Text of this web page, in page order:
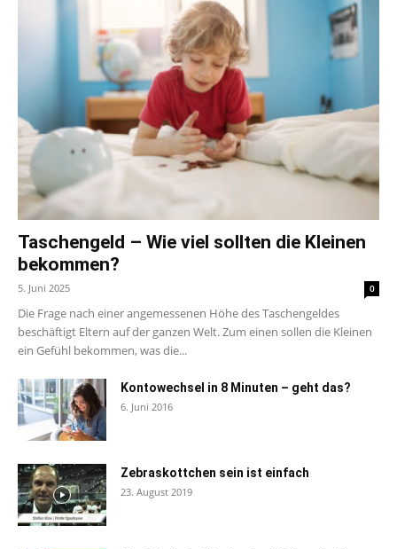
Taschengeld – Wie viel sollten die Kleinen
bekommen?
5. Juni 2025 0
Die Frage nach einer angemessenen Höhe des Taschengeldes
beschäftigt Eltern auf der ganzen Welt. Zum einen sollen die Kleinen
ein Gefühl bekommen, was die...
Kontowechsel in 8 Minuten – geht das?
6. Juni 2016
Zebraskottchen sein ist einfach
23. August 2019